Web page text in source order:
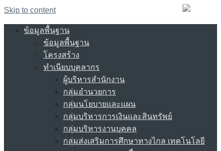
Skip to content
ข้อมูลพื้นฐาน
ข้อมูลพื้นฐาน
โครงสร้าง
ทำเนียบบุคลากร
ผู้บริหารสำนักงาน
กลุ่มอำนวยการ
กลุ่มนโยบายและแผน
กลุ่มบริหารการเงินและสินทรัพย์
กลุ่มบริหารงานบุคคล
กลุ่มส่งเสริมการศึกษาทางไกล เทคโนโลยี